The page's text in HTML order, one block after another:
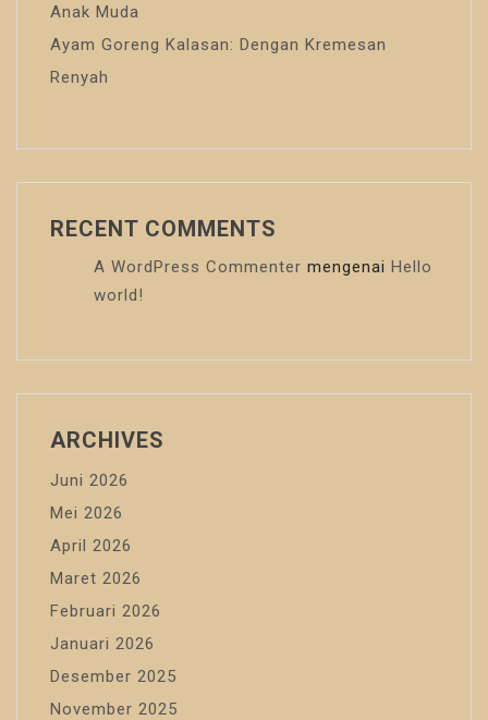
Anak Muda
Ayam Goreng Kalasan: Dengan Kremesan
Renyah
RECENT COMMENTS
A WordPress Commenter mengenai Hello
world!
ARCHIVES
Juni 2026
Mei 2026
April 2026
Maret 2026
Februari 2026
Januari 2026
Desember 2025
November 2025